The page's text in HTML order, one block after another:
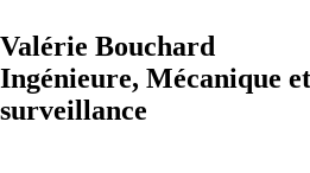
Valérie Bouchard
Ingénieure, Mécanique
surveillance